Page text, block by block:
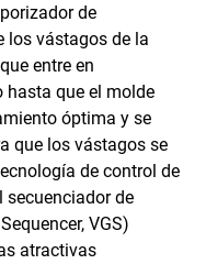
de
los vástagos de la
entre en
que el molde
óptima y se
que los vástagos se
de control de
secuenciador de
VGS)
atractivas